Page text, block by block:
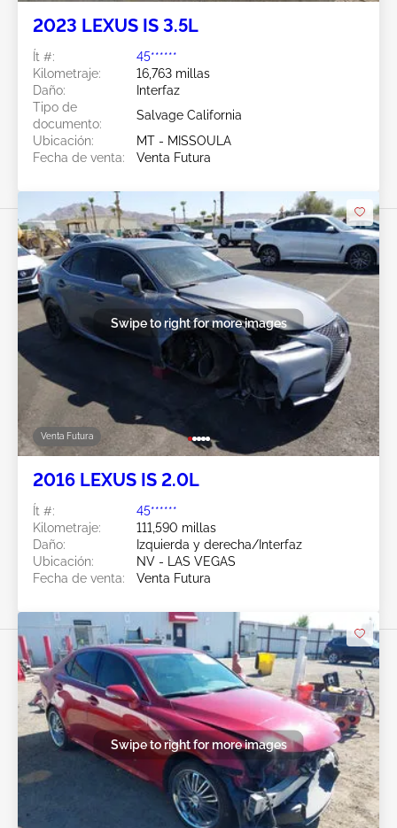
2023 LEXUS IS 3.5L
Ít #:
45******
Kilometraje:
16,763 millas
Daño:
Interfaz
Tipo de
documento:
Salvage California
Ubicación:
MT - MISSOULA
Fecha de venta:
Venta Futura
Venta Futura
Swipe to right for more images
2016 LEXUS IS 2.0L
Ít #:
45******
Kilometraje:
111,590 millas
Daño:
Izquierda y derecha/Interfaz
Ubicación:
NV - LAS VEGAS
Fecha de venta:
Venta Futura
Swipe to right for more images